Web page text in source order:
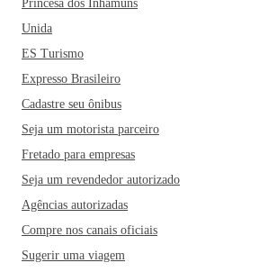
Princesa dos Inhamuns
Unida
ES Turismo
Expresso Brasileiro
Cadastre seu ônibus
Seja um motorista parceiro
Fretado para empresas
Seja um revendedor autorizado
Agências autorizadas
Compre nos canais oficiais
Sugerir uma viagem